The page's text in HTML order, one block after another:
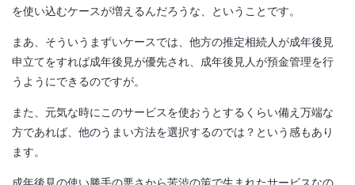
を使い込むケースが増えるんだろうな、ということです。
まあ、そういうまずいケースでは、他方の推定相続人が成年後見
申立てをすれば成年後見が優先され、成年後見人が預金管理を行
うようにできるのですが。
また、元気な時にこのサービスを使おうとするくらい備え万端な
方であれば、他のうまい方法を選択するのでは？という感もあり
ます。